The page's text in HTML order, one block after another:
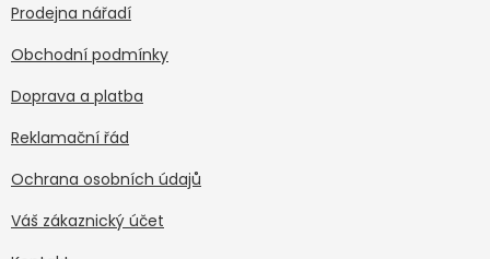
Prodejna nářadí
Obchodní podmínky
Doprava a platba
Reklamační řád
Ochrana osobních údajů
Váš zákaznický účet